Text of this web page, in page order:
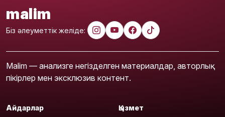
malim
Біз әлеуметтік желіде:
Malim — анализге негізделген материалдар, авторлық
пікірлер мен эксклюзив контент.
Айдарлар Қызмет